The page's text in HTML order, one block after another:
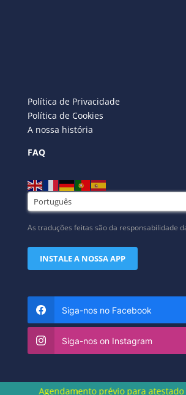
Política de Privacidade
Política de Cookies
A nossa história
FAQ
As traduções feitas são da responsabilidade
INSTALE A NOSSA APP
Siga-nos no Facebook
Siga-nos on Instagram
Agendamento prévio para atestado de